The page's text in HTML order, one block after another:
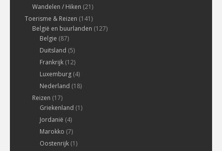
Wandelen / Hiken (21)
Toerisme & Reizen (141)
België en buurlanden (127)
Belgie (87)
Duitsland (5)
Frankrijk (12)
Luxemburg (4)
Nederland (18)
Reizen (17)
Griekenland (1)
Jordanië (4)
Marokko (7)
Oostenrijk (1)